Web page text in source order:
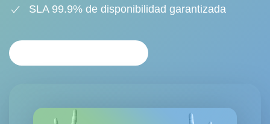
SLA 99.9% de disponibilidad garantizada